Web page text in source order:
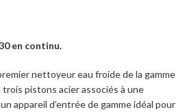
en continu.
nettoyeur eau froide de la gamme
pistons acier associés à une
appareil d’entrée de gamme idéal pour